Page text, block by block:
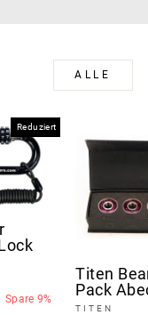
ALLE
Reduziert
Spare 9%
Titen
Pack
TITEN